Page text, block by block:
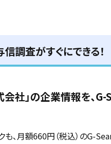
調査がすぐにできる！
会社」の企業情報を、
、月額660円（税込）のG-